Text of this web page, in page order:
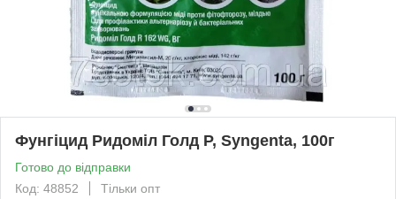
Фунгіцид Ридоміл Голд Р, Syngenta, 100г
Готово до відправки
Код: 48852
Тільки опт